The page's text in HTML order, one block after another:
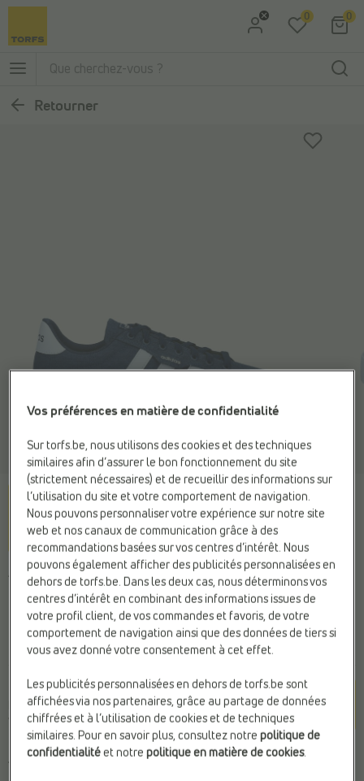
Aller au menu principal
0 0
Retourner
ADIDAS
Baskets bleu
69,95 €
Couleur
Bright Royal/Cloud
White/Bright Royal
Taille
Vos préférences en matière de confidentialité
Sur torfs.be, nous utilisons des cookies et des techniques
similaires afin d’assurer le bon fonctionnement du site
(strictement nécessaires) et de recueillir des informations sur
l’utilisation du site et votre comportement de navigation.
Nous pouvons personnaliser votre expérience sur notre site
web et nos canaux de communication grâce à des
recommandations basées sur vos centres d’intérêt. Nous
pouvons également afficher des publicités personnalisées en
dehors de torfs.be. Dans les deux cas, nous déterminons vos
centres d’intérêt en combinant des informations issues de
votre profil client, de vos commandes et favoris, de votre
comportement de navigation ainsi que des données de tiers si
vous avez donné votre consentement à cet effet.
Les publicités personnalisées en dehors de torfs.be sont
affichées via nos partenaires, grâce au partage de données
chiffrées et à l’utilisation de cookies et de techniques
similaires. Pour en savoir plus, consultez notre politique de
confidentialité et notre politique en matière de cookies.